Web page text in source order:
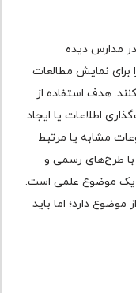
مدارس دیده
برای نمایش مطالعات
هدف استفاده از
اطلاعات یا ایجاد
مشابه یا مرتبط
طرح‌های رسمی و
یک موضوع علمی است.
دارد؛ اما باید